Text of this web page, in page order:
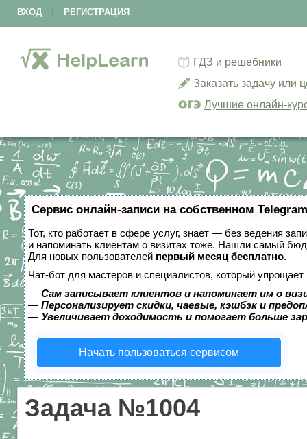
ВХОД РЕГИСТРАЦИЯ
ГДЗ и решебники
Заказать задачу или
Лучшие онлайн-
Сервис онлайн-записи на собственном
Тот, кто работает в сфере услуг, знает — без ведения
и напоминать клиентам о визитах тоже. Нашли самый
Для новых пользователей первый месяц бесплатно.
Чат-бот для мастеров и специалистов, который упрощает
— Сам записывает клиентов и напоминает им о
— Персонализирует скидки, чаевые, кэшбэк и
— Увеличивает доходимость и помогает больше
Начать пользоваться сервисом
Задача №1004